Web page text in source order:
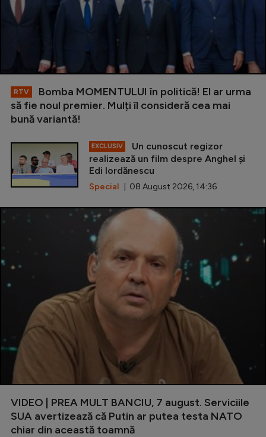
RTV
Bomba MOMENTULUI în politică! El ar urma
să fie noul premier. Mulți îl consideră cea mai
bună variantă!
EXCLUSIV
Un cunoscut regizor
realizează un film despre Anghel și
Edi Iordănescu
Special | 08 August 2026, 14:36
VIDEO | PREA MULT BANCIU, 7 august. Serviciile
SUA avertizează că Putin ar putea testa NATO
chiar din această toamnă